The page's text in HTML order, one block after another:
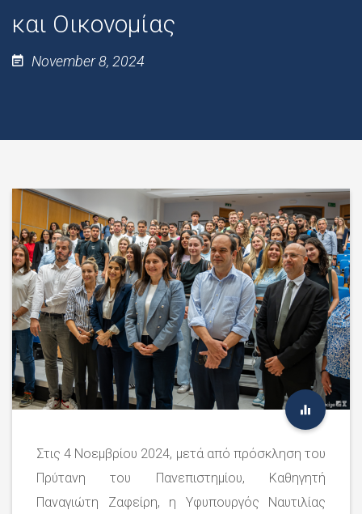
και Οικονομίας
November 8, 2024
Στις 4 Νοεμβρίου 2024, μετά από πρόσκληση του
Πρύτανη του Πανεπιστημίου, Καθηγητή
Παναγιώτη Ζαφείρη, η Υφυπουργός Ναυτιλίας